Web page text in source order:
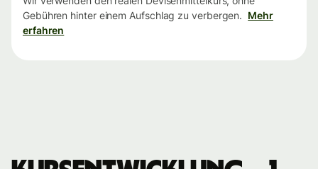
Gebühren hinter einem Aufschlag zu verbergen. Mehr
erfahren